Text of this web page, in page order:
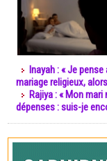
Inayah : « Je
mariage religieux,
Rajiya : « Mon
dépenses : suis-je